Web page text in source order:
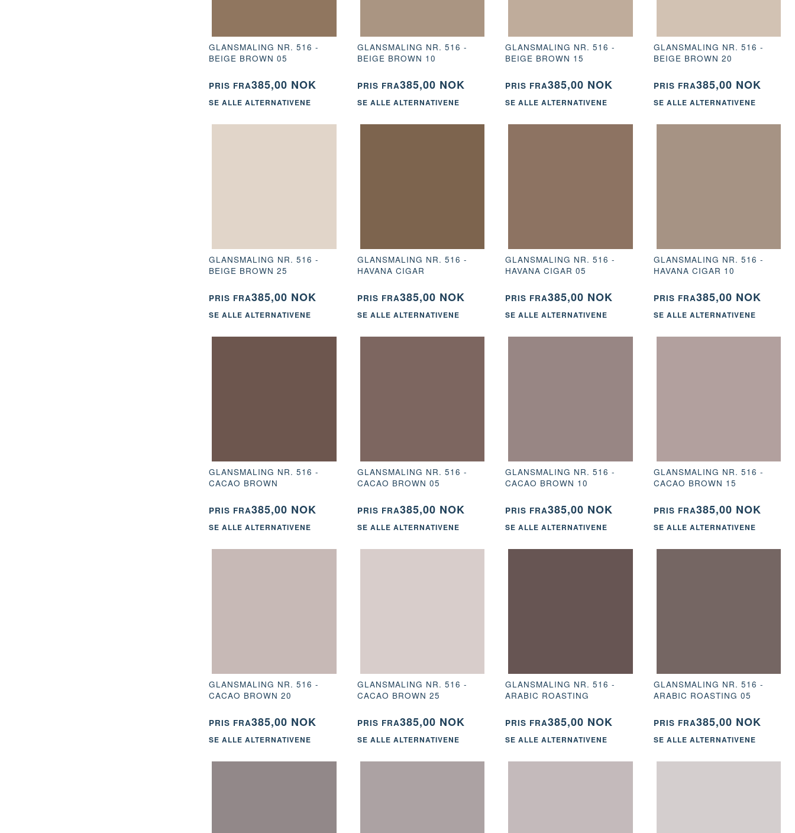
GLANSMALING NR. 516 -
BEIGE BROWN 05
PRIS FRA385,00 NOK
SE ALLE ALTERNATIVENE
GLANSMALING NR. 516 -
BEIGE BROWN 10
PRIS FRA385,00 NOK
SE ALLE ALTERNATIVENE
GLANSMALING NR. 516 -
BEIGE BROWN 15
PRIS FRA385,00 NOK
SE ALLE ALTERNATIVENE
GLANSMALING NR. 516 -
BEIGE BROWN 20
PRIS FRA385,00 NOK
SE ALLE ALTERNATIVENE
GLANSMALING NR. 516 -
BEIGE BROWN 25
PRIS FRA385,00 NOK
SE ALLE ALTERNATIVENE
GLANSMALING NR. 516 -
HAVANA CIGAR
PRIS FRA385,00 NOK
SE ALLE ALTERNATIVENE
GLANSMALING NR. 516 -
HAVANA CIGAR 05
PRIS FRA385,00 NOK
SE ALLE ALTERNATIVENE
GLANSMALING NR. 516 -
HAVANA CIGAR 10
PRIS FRA385,00 NOK
SE ALLE ALTERNATIVENE
GLANSMALING NR. 516 -
CACAO BROWN
PRIS FRA385,00 NOK
SE ALLE ALTERNATIVENE
GLANSMALING NR. 516 -
CACAO BROWN 05
PRIS FRA385,00 NOK
SE ALLE ALTERNATIVENE
GLANSMALING NR. 516 -
CACAO BROWN 10
PRIS FRA385,00 NOK
SE ALLE ALTERNATIVENE
GLANSMALING NR. 516 -
CACAO BROWN 15
PRIS FRA385,00 NOK
SE ALLE ALTERNATIVENE
GLANSMALING NR. 516 -
CACAO BROWN 20
PRIS FRA385,00 NOK
SE ALLE ALTERNATIVENE
GLANSMALING NR. 516 -
CACAO BROWN 25
PRIS FRA385,00 NOK
SE ALLE ALTERNATIVENE
GLANSMALING NR. 516 -
ARABIC ROASTING
PRIS FRA385,00 NOK
SE ALLE ALTERNATIVENE
GLANSMALING NR. 516 -
ARABIC ROASTING 05
PRIS FRA385,00 NOK
SE ALLE ALTERNATIVENE